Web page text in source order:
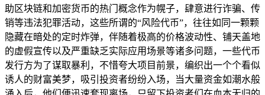
助区块链和加密货币的热门概念作为幌子，肆意进行诈骗、传
销等违法犯罪活动，这些所谓的“风险代币”，往往如同一颗颗
隐藏在暗处的定时炸弹，伴随着极高的价格波动性、铺天盖地
的虚假宣传以及严重缺乏实际应用场景等诸多问题，一些代币
发行方为了谋取暴利，不惜夸大项目前景，编织出一个个看似
诱人的财富美梦，吸引投资者纷纷入场，当大量资金如潮水般